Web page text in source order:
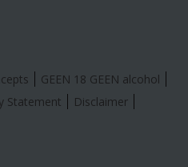
GEEN 18 GEEN alcohol
Statement
Disclaimer